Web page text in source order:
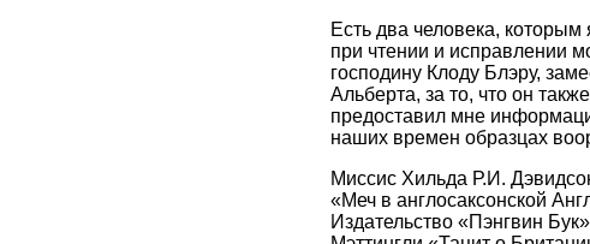
Есть два человека,
при чтении и исправлении
господину Клоду Блэру,
Альберта, за то, что он
предоставил мне
наших времен образцах
Миссис Хильда Р.И.
«Меч в англосаксонской
Издательство «Пэнгвин